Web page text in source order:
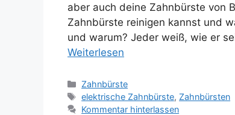
aber auch deine Zahnbürste von
Zahnbürste reinigen kannst und
und warum? Jeder weiß, wie er
Weiterlesen
Kategorien
Zahnbürste
Schlagwörter
elektrische Zahnbürste, Zahnbürsten
Kommentar hinterlassen